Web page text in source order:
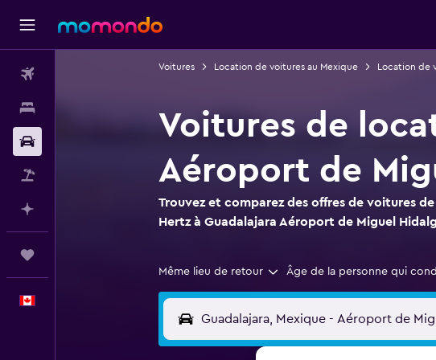
Voitures Location de voitures au Mexique Location de
Voitures de
Aéroport de
Trouvez et comparez des offres de voitures
Hertz à Guadalajara Aéroport de Miguel
Même lieu de retour Âge de la personne qui